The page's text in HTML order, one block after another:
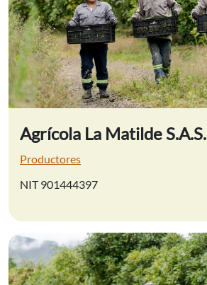
Agrícola La Matilde S.A.S.
Productores
NIT 901444397